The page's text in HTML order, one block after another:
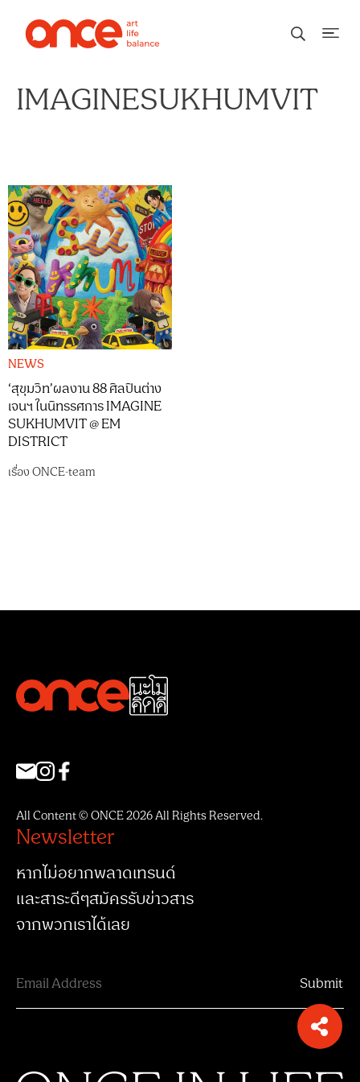
IMAGINESUKHUMVIT
NEWS
‘สุขุมวิท’ผลงาน 88 ศิลปินต่าง
เจนฯ ในนิทรรศการ IMAGINE
SUKHUMVIT @ EM
DISTRICT
เรื่องONCE-team
All Content © ONCE 2026 All Rights Reserved.
Newsletter
หากไม่อยากพลาดเทรนด์
และสาระดีๆสมัครรับข่าวสาร
จากพวกเราได้เลย